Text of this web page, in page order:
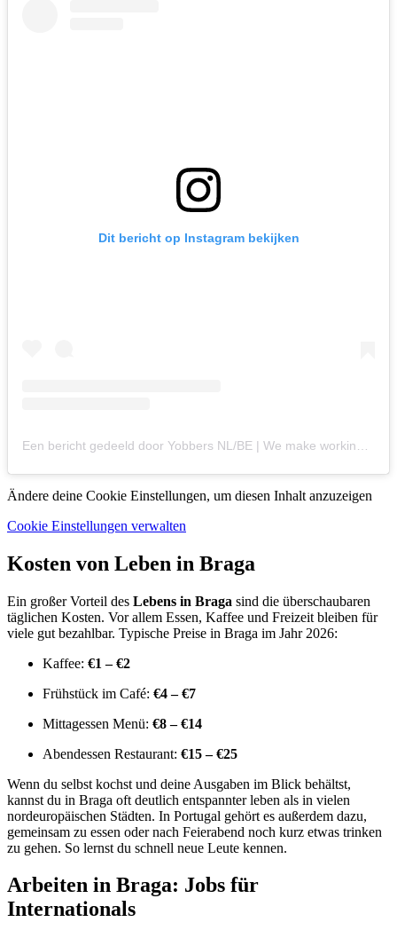
Dit bericht op Instagram bekijken
Ändere deine Cookie Einstellungen, um diesen Inhalt anzuzeigen
Cookie Einstellungen verwalten
Kosten von Leben in Braga
Ein großer Vorteil des Lebens in Braga sind die überschaubaren
täglichen Kosten. Vor allem Essen, Kaffee und Freizeit bleiben für
viele gut bezahlbar. Typische Preise in Braga im Jahr 2026:
Kaffee: €1 – €2
Frühstück im Café: €4 – €7
Mittagessen Menü: €8 – €14
Abendessen Restaurant: €15 – €25
Wenn du selbst kochst und deine Ausgaben im Blick behältst,
kannst du in Braga oft deutlich entspannter leben als in vielen
nordeuropäischen Städten. In Portugal gehört es außerdem dazu,
gemeinsam zu essen oder nach Feierabend noch kurz etwas trinken
zu gehen. So lernst du schnell neue Leute kennen.
Arbeiten in Braga: Jobs für
Internationals